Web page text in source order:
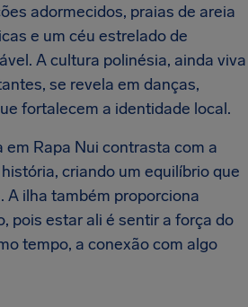
adormecidos, praias de areia
e um céu estrelado de
A cultura polinésia, ainda viva
se revela em danças,
fortalecem a identidade local.
em Rapa Nui contrasta com a
criando um equilíbrio que
A ilha também proporciona
pois estar ali é sentir a força do
tempo, a conexão com algo